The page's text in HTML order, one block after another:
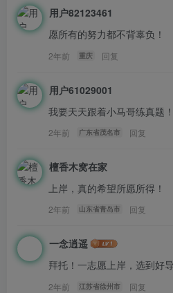
用户82123461
愿所有的努力都不背辜负！
2年前 重庆 回复
用户61029001
我要天天跟着小马哥练真题！
2年前 广东省茂名市 回复
檀香木窝在家
上岸，真的希望所愿所得！
2年前 山东省青岛市 回复
一念逍遥
拜托！一志愿上岸，选到好
2年前 江苏省徐州市 回复